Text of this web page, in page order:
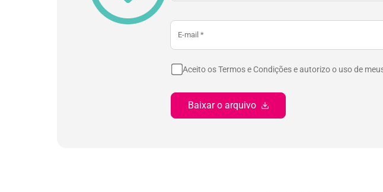
Aceito os Termos e Condições e autorizo o uso de
Baixar o arquivo